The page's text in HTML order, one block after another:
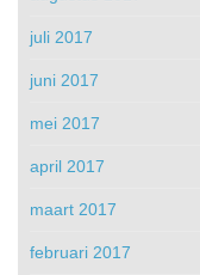
juli 2017
juni 2017
mei 2017
april 2017
maart 2017
februari 2017